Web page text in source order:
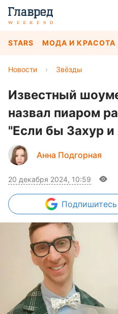
STARS МОДА И КРАСОТА
Новости › Звёзды
Известный
назвал пиаром
"Если бы Захур и
Анна Подгорная
20 декабря 2024, 10:59
Подпишитесь